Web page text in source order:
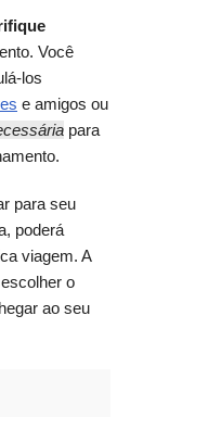
Você
los
e amigos ou
para
para seu
poderá
viagem. A
o
ao seu